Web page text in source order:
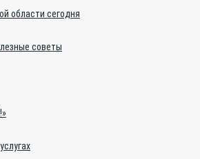
области сегодня
советы